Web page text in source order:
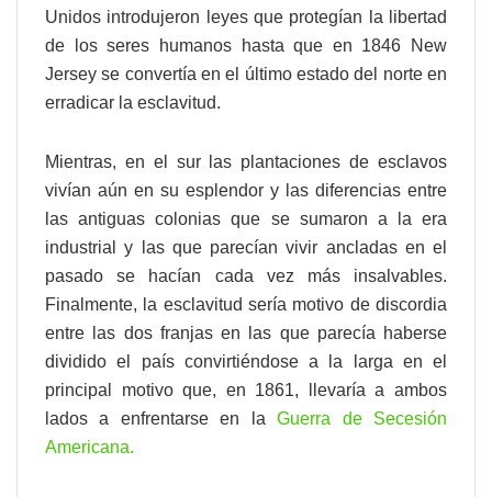
Unidos introdujeron leyes que protegían la libertad
de los seres humanos hasta que en 1846 New
Jersey se convertía en el último estado del norte en
erradicar la esclavitud.
Mientras, en el sur las plantaciones de esclavos
vivían aún en su esplendor y las diferencias entre
las antiguas colonias que se sumaron a la era
industrial y las que parecían vivir ancladas en el
pasado se hacían cada vez más insalvables.
Finalmente, la esclavitud sería motivo de discordia
entre las dos franjas en las que parecía haberse
dividido el país convirtiéndose a la larga en el
principal motivo que, en 1861, llevaría a ambos
lados a enfrentarse en laGuerra de Secesión
Americana.